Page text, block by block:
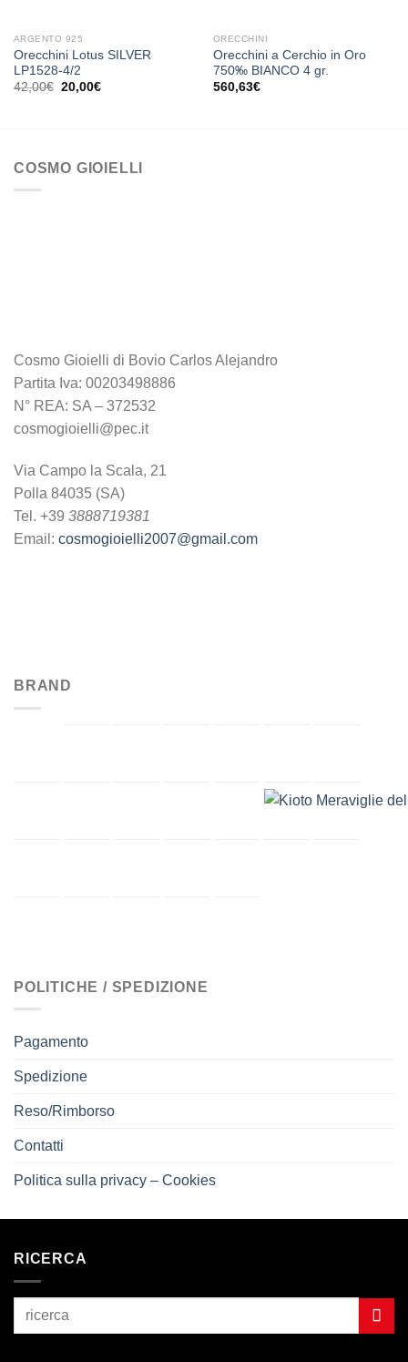
ARGENTO 925
Orecchini Lotus SILVER
LP1528-4/2
42,00€ Il
20,00€Il
ORECCHINI
Orecchini a Cerchio in Oro
750‰ BIANCO 4 gr.
560,63€
COSMO GIOIELLI
Cosmo Gioielli di Bovio Carlos Alejandro
Partita Iva: 00203498886
N° REA: SA – 372532
cosmogioielli@pec.it
Via Campo la Scala, 21
Polla 84035 (SA)
Tel. +39 3888719381
Email: cosmogioielli2007@gmail.com
BRAND
POLITICHE / SPEDIZIONE
Pagamento
Spedizione
Reso/Rimborso
Contatti
Politica sulla privacy – Cookies
RICERCA